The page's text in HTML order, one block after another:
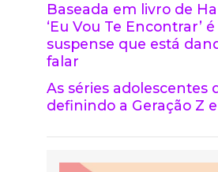
Baseada em livro de
‘Eu Vou Te Encontrar’
suspense que está
falar
As séries adolescentes
definindo a Geração Z